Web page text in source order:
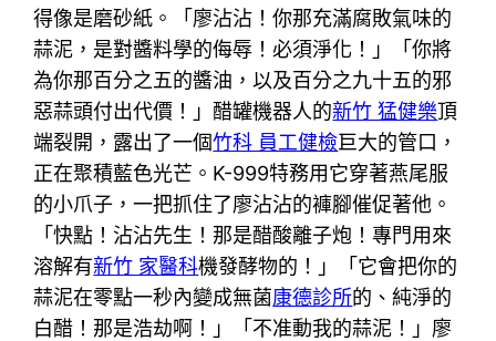
得像是磨砂紙。「廖沾沾！你那充滿腐敗氣味的
蒜泥，是對醬料學的侮辱！必須淨化！」「你將
為你那百分之五的醬油，以及百分之九十五的邪
惡蒜頭付出代價！」醋罐機器人的新竹 猛健樂頂
端裂開，露出了一個竹科 員工健檢巨大的管口，
正在聚積藍色光芒。K-999特務用它穿著燕尾服
的小爪子，一把抓住了廖沾沾的褲腳催促著他。
「快點！沾沾先生！那是醋酸離子炮！專門用來
溶解有新竹 家醫科機發酵物的！」「它會把你的
蒜泥在零點一秒內變成無菌康德診所的、純淨的
白醋！那是浩劫啊！」「不准動我的蒜泥！」廖